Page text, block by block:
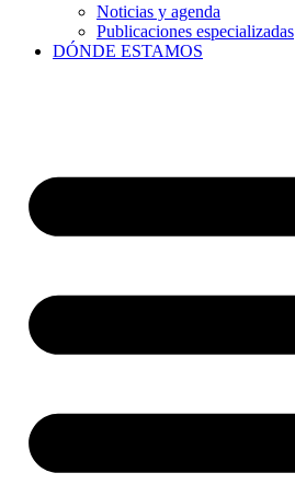
Noticias y agenda
Publicaciones especializadas
DÓNDE ESTAMOS